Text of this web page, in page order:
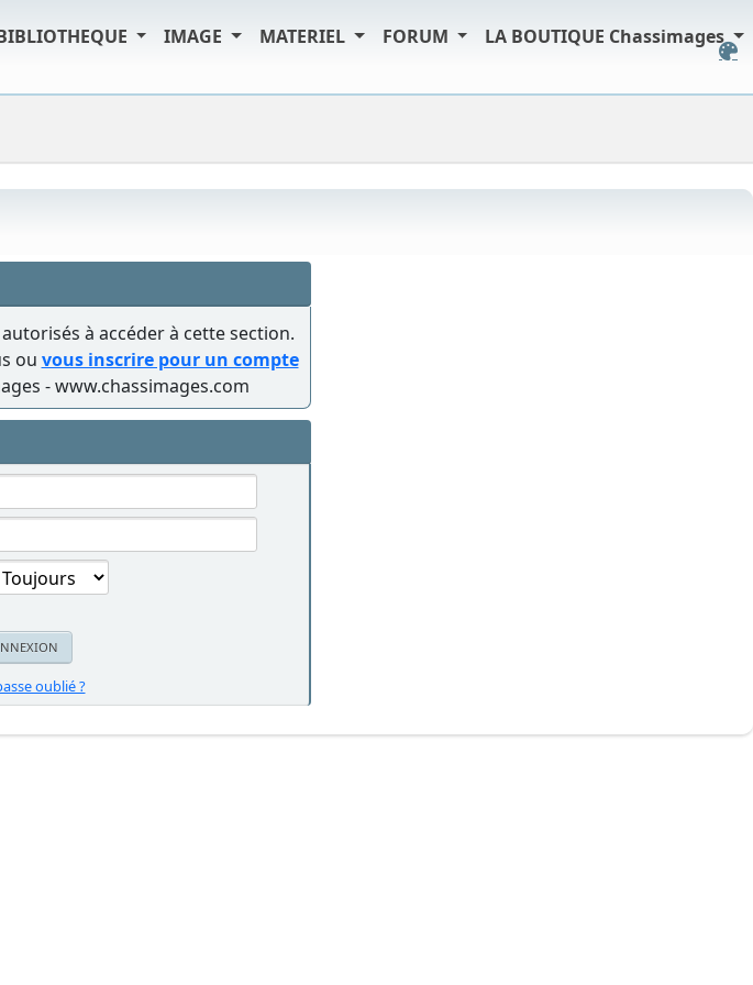
IMAGE MATERIEL FORUM LA BOUTIQUE Chassimages
à accéder à cette section.
ou vous inscrire pour un compte
- www.chassimages.com
oublié ?